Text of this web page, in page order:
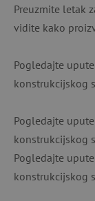
Preuzmite letak
vidite kako
Pogledajte
konstrukcijskog
Pogledajte
konstrukcijskog
Pogledajte
konstrukcijskog